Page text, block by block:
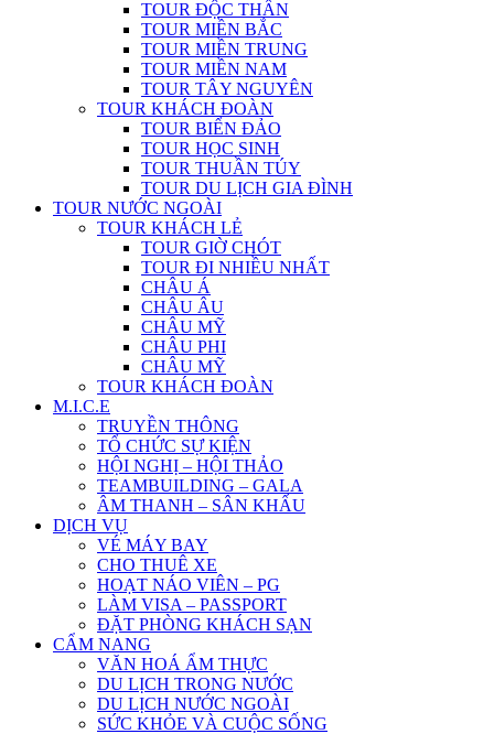
TOUR ĐỘC THÂN
TOUR MIỀN BẮC
TOUR MIỀN TRUNG
TOUR MIỀN NAM
TOUR TÂY NGUYÊN
TOUR KHÁCH ĐOÀN
TOUR BIỂN ĐẢO
TOUR HỌC SINH
TOUR THUẦN TÚY
TOUR DU LỊCH GIA ĐÌNH
TOUR NƯỚC NGOÀI
TOUR KHÁCH LẺ
TOUR GIỜ CHÓT
TOUR ĐI NHIỀU NHẤT
CHÂU Á
CHÂU ÂU
CHÂU MỸ
CHÂU PHI
CHÂU MỸ
TOUR KHÁCH ĐOÀN
M.I.C.E
TRUYỀN THÔNG
TỔ CHỨC SỰ KIỆN
HỘI NGHỊ – HỘI THẢO
TEAMBUILDING – GALA
ÂM THANH – SÂN KHẤU
DỊCH VỤ
VÉ MÁY BAY
CHO THUÊ XE
HOẠT NÁO VIÊN – PG
LÀM VISA – PASSPORT
ĐẶT PHÒNG KHÁCH SẠN
CẨM NANG
VĂN HOÁ ẨM THỰC
DU LỊCH TRONG NƯỚC
DU LỊCH NƯỚC NGOÀI
SỨC KHỎE VÀ CUỘC SỐNG